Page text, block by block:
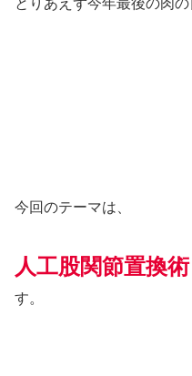
とりあえず今年最後の肉の
今回のテーマは、
人工股関節置換
す。